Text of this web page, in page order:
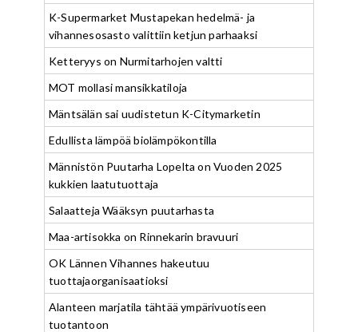
K-Supermarket Mustapekan hedelmä- ja
vihannesosasto valittiin ketjun parhaaksi
Ketteryys on Nurmitarhojen valtti
MOT mollasi mansikkatiloja
Mäntsälän sai uudistetun K-Citymarketin
Edullista lämpöä biolämpökontilla
Männistön Puutarha Lopelta on Vuoden 2025
kukkien laatutuottaja
Salaatteja Wääksyn puutarhasta
Maa-artisokka on Rinnekarin bravuuri
OK Lännen Vihannes hakeutuu
tuottajaorganisaatioksi
Alanteen marjatila tähtää ympärivuotiseen
tuotantoon